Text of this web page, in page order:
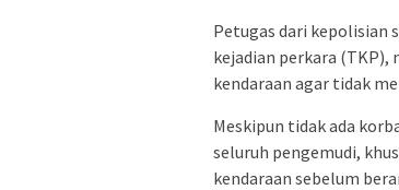
Petugas dari kepolisian
kejadian perkara (TKP),
kendaraan agar tidak
Meskipun tidak ada
seluruh pengemudi,
kendaraan sebelum